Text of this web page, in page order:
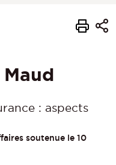
: aspects
soutenue le 10